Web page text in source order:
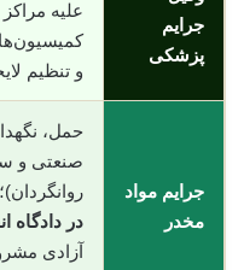
جرایم
پزشکی
علیه
و تنظیم
جرایم مواد
مخدر
حمل،
صنعتی و
در دادگاه
آزادی